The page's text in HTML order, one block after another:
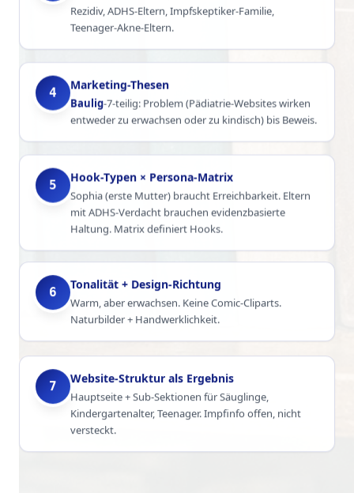
Rezidiv, ADHS-Eltern, Impfskeptiker-Familie,
Teenager-Akne-Eltern.
4
Marketing-Thesen
Baulig -7-teilig: Problem (Pädiatrie-Websites wirken
entweder zu erwachsen oder zu kindisch) bis Beweis.
5
Hook-Typen × Persona-Matrix
Sophia (erste Mutter) braucht Erreichbarkeit. Eltern
mit ADHS-Verdacht brauchen evidenzbasierte
Haltung. Matrix definiert Hooks.
6
Tonalität + Design-Richtung
Warm, aber erwachsen. Keine Comic-Cliparts.
Naturbilder + Handwerklichkeit.
7
Website-Struktur als Ergebnis
Hauptseite + Sub-Sektionen für Säuglinge,
Kindergartenalter, Teenager. Impfinfo offen, nicht
versteckt.